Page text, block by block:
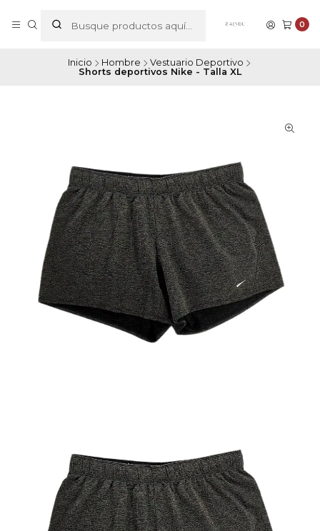
0
Inicio Hombre
Vestuario Deportivo
Shorts deportivos Nike - Talla XL